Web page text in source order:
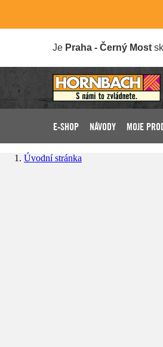
Je Praha - Černý Most
E-SHOP NÁVODY MOJE
Úvodní stránka